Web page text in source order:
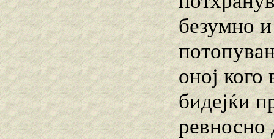
безумно
оној кого
бидејќи
ревносно